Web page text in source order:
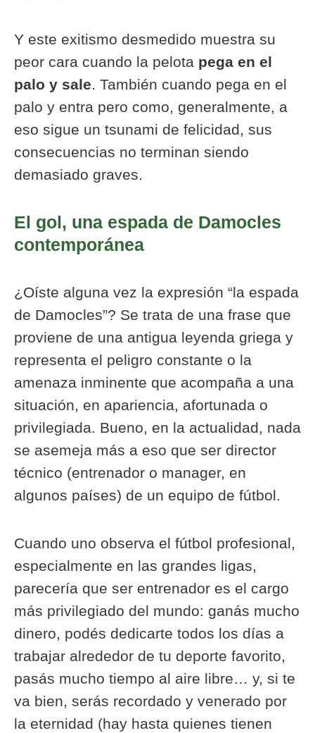
Y este exitismo desmedido muestra su
peor cara cuando la pelota pega en el
palo y sale . También cuando pega en el
palo y entra pero como, generalmente, a
eso sigue un tsunami de felicidad, sus
consecuencias no terminan siendo
demasiado graves.
El gol, una espada de Damocles
contemporánea
¿Oíste alguna vez la expresión “la espada
de Damocles”? Se trata de una frase que
proviene de una antigua leyenda griega y
representa el peligro constante o la
amenaza inminente que acompaña a una
situación, en apariencia, afortunada o
privilegiada. Bueno, en la actualidad, nada
se asemeja más a eso que ser director
técnico (entrenador o manager, en
algunos países) de un equipo de fútbol.
Cuando uno observa el fútbol profesional,
especialmente en las grandes ligas,
parecería que ser entrenador es el cargo
más privilegiado del mundo: ganás mucho
dinero, podés dedicarte todos los días a
trabajar alrededor de tu deporte favorito,
pasás mucho tiempo al aire libre… y, si te
va bien, serás recordado y venerado por
la eternidad (hay hasta quienes tienen